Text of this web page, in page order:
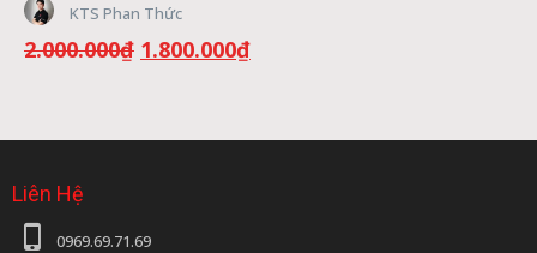
KTS Phan Thức
2.000.000₫ Giá
1.800.000₫Giá
1.800.000₫.
Liên Hệ
0969.69.71.69